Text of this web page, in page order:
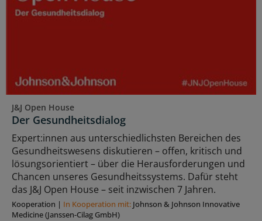
J&J Open House
Der Gesundheitsdialog
Expert:innen aus unterschiedlichsten Bereichen des
Gesundheitswesens diskutieren – offen, kritisch und
lösungsorientiert – über die Herausforderungen und
Chancen unseres Gesundheitssystems. Dafür steht
das J&J Open House – seit inzwischen 7 Jahren.
Kooperation | In Kooperation mit: Johnson & Johnson Innovative
Medicine (Janssen-Cilag GmbH)